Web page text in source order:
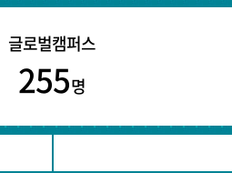
글로벌캠퍼스
255명